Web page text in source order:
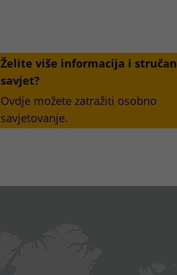
Želite više informacija i stručan
savjet?
Ovdje možete zatražiti osobno
savjetovanje.